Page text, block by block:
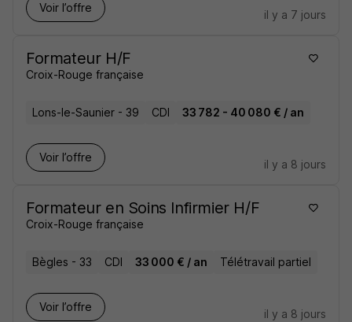
Voir l’offre
il y a 7 jours
Formateur H/F
Croix-Rouge française
Lons-le-Saunier - 39 CDI 33 782 - 40 080 € / an
Voir l’offre
il y a 8 jours
Formateur en Soins Infirmier H/F
Croix-Rouge française
Bègles - 33 CDI 33 000 € / an Télétravail partiel
Voir l’offre
il y a 8 jours